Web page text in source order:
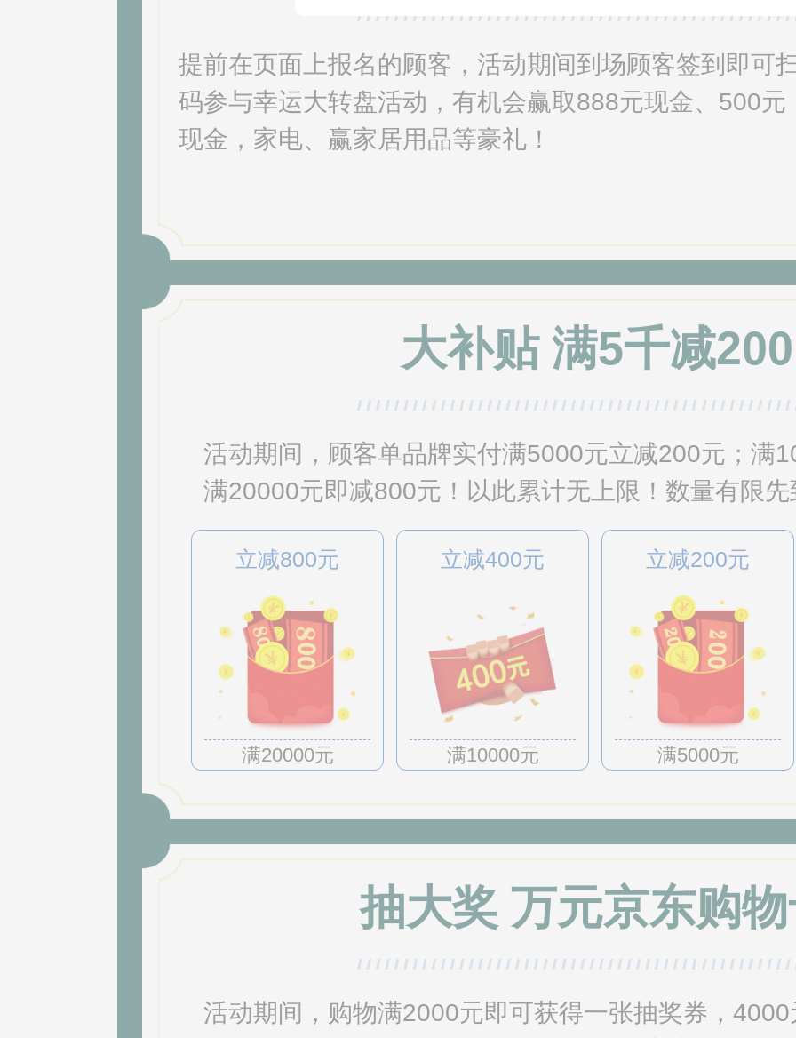
提前在页面上报名的顾客，活动期间到场顾客签到即可
码参与幸运大转盘活动，有机会赢取888元现金、500元
现金，家电、赢家居用品等豪礼！
大补贴 满5千减200
活动期间，顾客单品牌实付满5000元立减200元；满
满20000元即减800元！以此累计无上限！数量有限先
立减800元
满20000元
立减400元
满10000元
立减200元
满5000元
抽大奖 万元京东购
活动期间，购物满2000元即可获得一张抽奖券，